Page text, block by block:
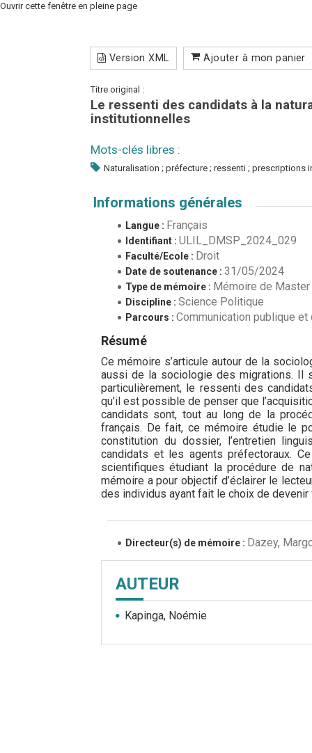
Ouvrir cette fenêtre en pleine page
Version XML Ajouter à mon panier
Titre original :
Le ressenti des candidats à la
institutionnelles
Mots-clés libres :
Naturalisation ; préfecture ; ressenti ; prescriptions
Informations générales
Langue : Français
Identifiant : ULIL_DMSP_2024_029
Faculté/Ecole : Droit
Date de soutenance : 31/05/2024
Type de mémoire : Mémoire de Master
Discipline : Science Politique
Parcours : Communication publique
Résumé
Ce mémoire s’articule autour de la
aussi de la sociologie des migrations. Il
particulièrement, le ressenti des
qu’il est possible de penser que
candidats sont, tout au long de la
français. De fait, ce mémoire étudie le
constitution du dossier, l’entretien
candidats et les agents préfectoraux.
scientifiques étudiant la procédure de
mémoire a pour objectif d’éclairer le
des individus ayant fait le choix de devenir
Directeur(s) de mémoire : Dazey,
AUTEUR
Kapinga, Noémie